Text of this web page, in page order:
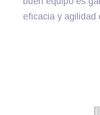
eficacia y agilidad